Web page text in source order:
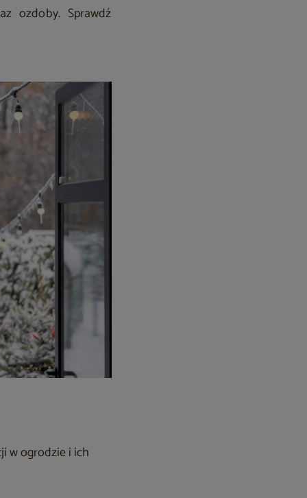
ozdoby. Sprawdź
w ogrodzie i ich